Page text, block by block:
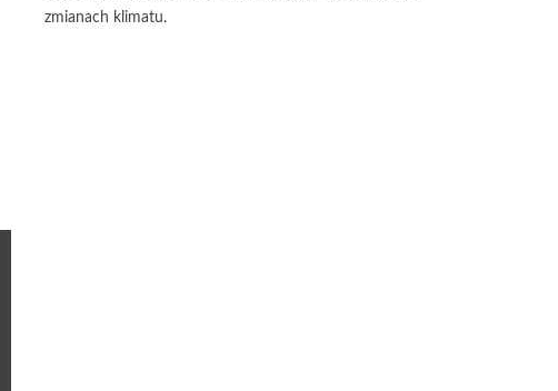
zmianach klimatu.